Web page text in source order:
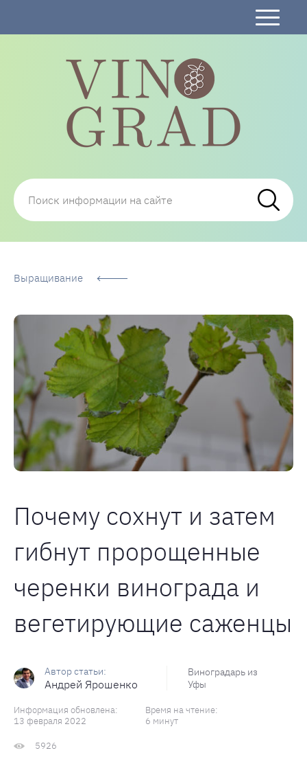
Сорта Винограда: описание, фото, отзывы,
технологии посадки и ухода
Выращивание
Почему сохнут и затем
гибнут пророщенные
черенки винограда и
вегетирующие саженцы
Андрей Ярошенко
Виноградарь из
Уфы
Информация обновлена:
13 февраля 2022
Время на чтение:
6 минут
5926